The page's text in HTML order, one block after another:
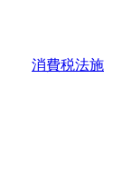
消費税法施